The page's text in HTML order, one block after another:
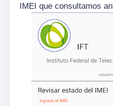
IMEI que consultamos